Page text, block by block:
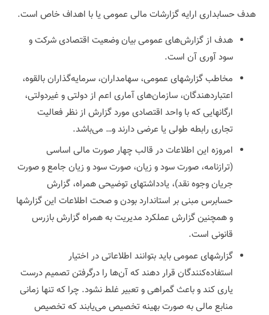
هدف حسابداری ارایه گزارشات مالی عمومی یا با اهداف خاص است.
هدف از گزارش‌های عمومی بیان وضعیت اقتصادی شرکت و
سود آوری آن است.
مخاطب گزارشهای عمومی، سهامداران، سرمایه‌گذاران بالقوه،
اعتباردهندگان، سازمان‌های آماری اعم از دولتی و غیردولتی،
ارگانهایی که با واحد اقتصادی مورد گزارش از نظر فعالیت
تجاری رابطه طولی یا عرضی دارند و… می‌باشد.
امروزه این اطلاعات در قالب چهار صورت مالی اساسی
(ترازنامه، صورت سود و زیان، صورت سود و زیان جامع و صورت
جریان وجوه نقد)، یادداشتهای توضیحی همراه، گزارش
حسابرس مبنی بر استاندارد بودن و صحت اطلاعات این گزارشها
و همچنین گزارش عملکرد مدیریت به همراه گزارش بازرس
قانونی است.
گزارشهای عمومی باید بتوانند اطلاعاتی در اختیار
استفاده‌کنندگان قرار دهند که آن‌ها را درگرفتن تصمیم درست
یاری کند و باعث گمراهی و تعبیر غلط نشود. چرا که تنها زمانی
منابع مالی به صورت بهینه تخصیص می‌یابند که تخصیص